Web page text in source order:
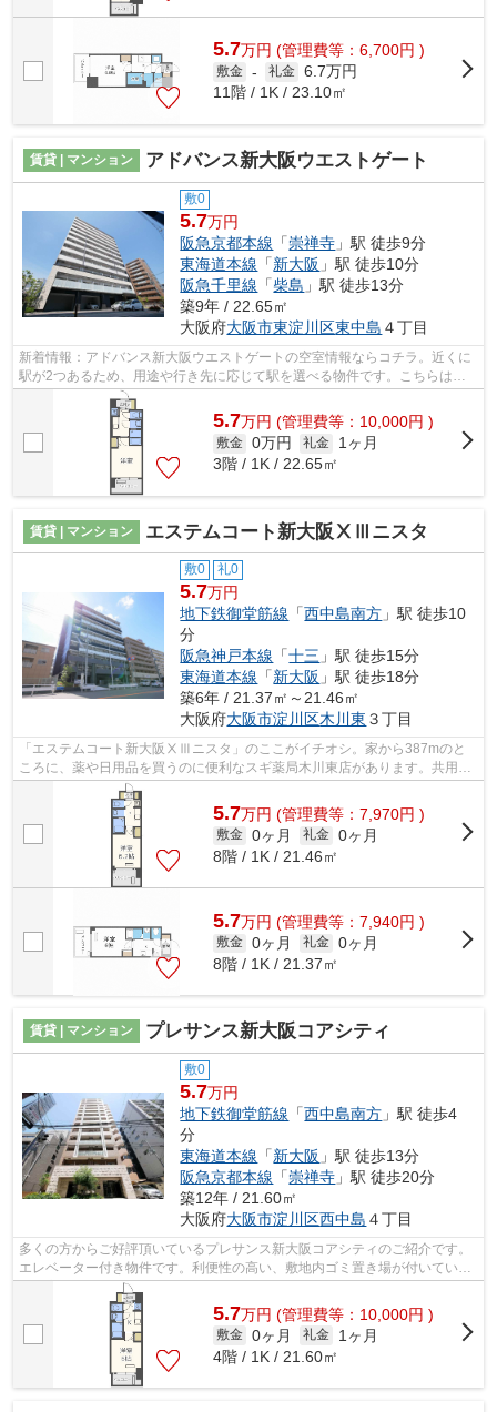
5.7万円 (管理費等：6,700円 )
敷金 - 礼金 6.7万円
11階 / 1K / 23.10㎡
賃貸 | マンション アドバンス新大阪ウエストゲート
敷0
5.7万円
阪急京都本線 「崇禅寺 」駅 徒歩9分
東海道本線 「新大阪 」駅 徒歩10分
阪急千里線 「柴島 」駅 徒歩13分
築9年 / 22.65㎡
大阪府大阪市東淀川区東中島 ４丁目
新着情報：アドバンス新大阪ウエストゲートの空室情報ならコチラ。近くに
駅が2つあるため、用途や行き先に応じて駅を選べる物件です。こちらは初
期費用をカードでお支払いいただける物...
5.7万円 (管理費等：10,000円 )
敷金 0万円 礼金
1ヶ月
3階 / 1K / 22.65㎡
賃貸 | マンション エステムコート新大阪ⅩⅢニスタ
敷0 礼0
5.7万円
地下鉄御堂筋線 「西中島南方 」駅 徒歩10
分
阪急神戸本線 「十三 」駅 徒歩15分
東海道本線 「新大阪 」駅 徒歩18分
築6年 / 21.37㎡～21.46㎡
大阪府大阪市淀川区木川東 ３丁目
「エステムコート新大阪ⅩⅢニスタ」のここがイチオシ。家から387mのと
ころに、薬や日用品を買うのに便利なスギ薬局木川東店があります。共用部
には敷地内ごみ置き場・エレベータなどが...
5.7万円 (管理費等：7,970円 )
敷金 0ヶ月 礼金 0ヶ月
8階 / 1K / 21.46㎡
5.7万円 (管理費等：7,940円 )
敷金 0ヶ月 礼金 0ヶ月
8階 / 1K / 21.37㎡
賃貸 | マンション プレサンス新大阪コアシティ
敷0
5.7万円
地下鉄御堂筋線 「西中島南方 」駅 徒歩4
分
東海道本線 「新大阪 」駅 徒歩13分
阪急京都本線 「崇禅寺 」駅 徒歩20分
築12年 / 21.60㎡
大阪府大阪市淀川区西中島 ４丁目
多くの方からご好評頂いているプレサンス新大阪コアシティのご紹介です。
エレベーター付き物件です。利便性の高い、敷地内ゴミ置き場が付いていま
す。高ニーズな駅近の物件で、徒歩4分...
5.7万円 (管理費等：10,000円 )
敷金 0ヶ月 礼金
1ヶ月
4階 / 1K / 21.60㎡